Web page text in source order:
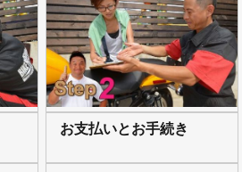
お支払いとお手続き